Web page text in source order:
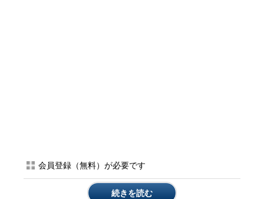
会員登録（無料）が必要です
続きを読む